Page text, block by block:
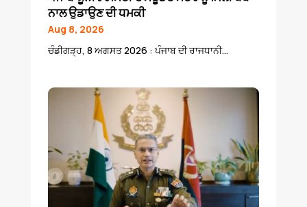
ਨਾਲ ਉਡਾਉਣ ਦੀ ਧਮਕੀ
Aug 8, 2026
ਚੰਡੀਗੜ੍ਹ, 8 ਅਗਸਤ 2026 : ਪੰਜਾਬ ਦੀ ਰਾਜਧਾਨੀ...